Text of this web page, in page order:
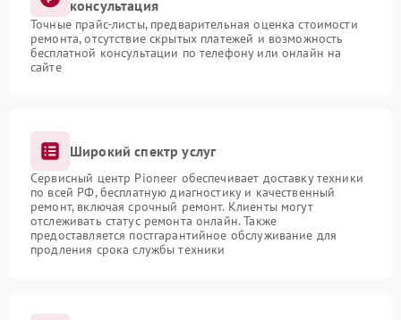
консультация
Точные прайс-листы, предварительная оценка стоимости
ремонта, отсутствие скрытых платежей и возможность
бесплатной консультации по телефону или онлайн на
сайте
Широкий спектр услуг
Сервисный центр Pioneer обеспечивает доставку техники
по всей РФ, бесплатную диагностику и качественный
ремонт, включая срочный ремонт. Клиенты могут
отслеживать статус ремонта онлайн. Также
предоставляется постгарантийное обслуживание для
продления срока службы техники